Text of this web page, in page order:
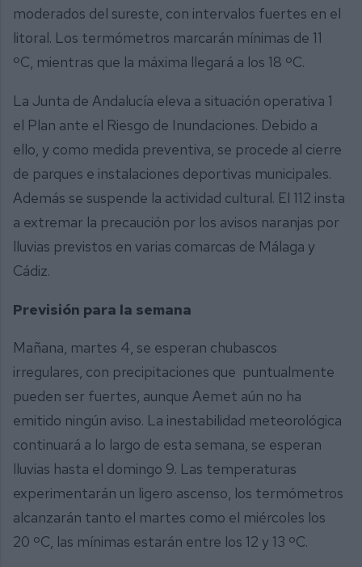
moderados del sureste, con intervalos fuertes en el
litoral. Los termómetros marcarán mínimas de 11
ºC, mientras que la máxima llegará a los 18 ºC.
La Junta de Andalucía eleva a situación operativa 1
el Plan ante el Riesgo de Inundaciones. Debido a
ello, y como medida preventiva, se procede al cierre
de parques e instalaciones deportivas municipales.
Además se suspende la actividad cultural. El 112 insta
a extremar la precaución por los avisos naranjas por
lluvias previstos en varias comarcas de Málaga y
Cádiz.
Previsión para la semana
Mañana, martes 4, se esperan chubascos
irregulares, con precipitaciones que puntualmente
pueden ser fuertes, aunque Aemet aún no ha
emitido ningún aviso. La inestabilidad meteorológica
continuará a lo largo de esta semana, se esperan
lluvias hasta el domingo 9. Las temperaturas
experimentarán un ligero ascenso, los termómetros
alcanzarán tanto el martes como el miércoles los
20 ºC, las mínimas estarán entre los 12 y 13 ºC.